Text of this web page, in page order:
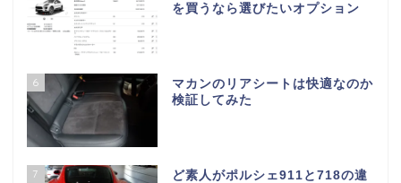
を買うなら選びたいオプション
6
マカンのリアシートは快適なのか
検証してみた
7
ど素人がポルシェ911と718の違